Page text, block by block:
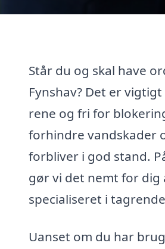
Står du og skal have
Fynshav? Det er
rene og fri for
forhindre vandskader
forbliver i god stand.
gør vi det nemt for
specialiseret i
Uanset om du har